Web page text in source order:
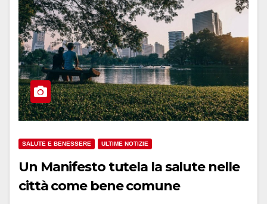
SALUTE E BENESSERE ULTIME NOTIZIE
Un Manifesto tutela la salute nelle
città come bene comune